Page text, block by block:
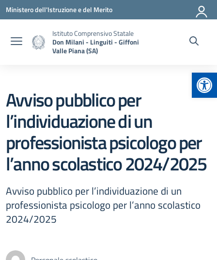
Vai ai contenuti
Vai al menu di navigazione
Vai al footer
Ministero dell'Istruzione e del Merito
Istituto Comprensivo Statale
Don Milani - Linguiti - Giffoni
Valle Piana (SA)
Avviso pubblico per
l’individuazione di un
professionista psicologo per
l’anno scolastico 2024/2025
Avviso pubblico per l’individuazione di un
professionista psicologo per l’anno scolastico
2024/2025